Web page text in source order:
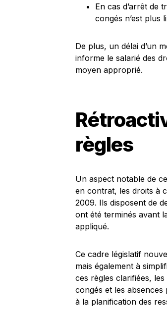
En cas d’arrêt de
congés n’est plus
De plus, un délai d’un
informe le salarié des
moyen approprié.
règles
Un aspect notable de
en contrat, les droits à
2009. Ils disposent de
ont été terminés avant
appliqué.
Ce cadre législatif
mais également à
ces règles clarifiées,
congés et les
à la planification des